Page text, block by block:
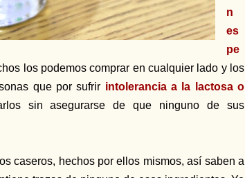
n
es
pe
los podemos comprar en cualquier lado y los
que por sufrir intolerancia a la lactosa o
sin asegurarse de que ninguno de sus
caseros, hechos por ellos mismos, así saben a